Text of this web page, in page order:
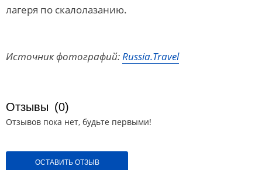
лагеря по скалолазанию.
Источник фотографий:Russia.Travel
Отзывы (0)
Отзывов пока нет, будьте первыми!
ОСТАВИТЬ ОТЗЫВ